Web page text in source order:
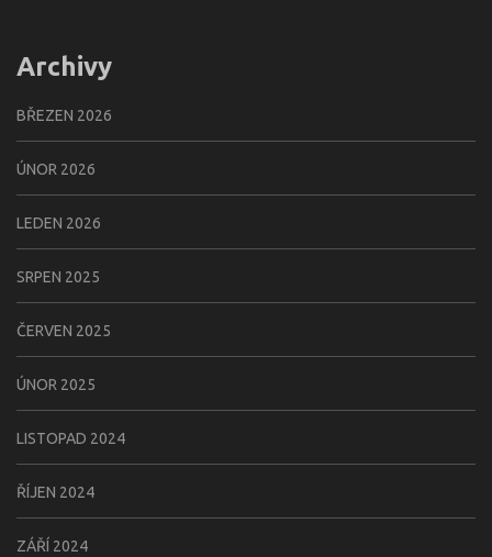
Archivy
BŘEZEN 2026
ÚNOR 2026
LEDEN 2026
SRPEN 2025
ČERVEN 2025
ÚNOR 2025
LISTOPAD 2024
ŘÍJEN 2024
ZÁŘÍ 2024